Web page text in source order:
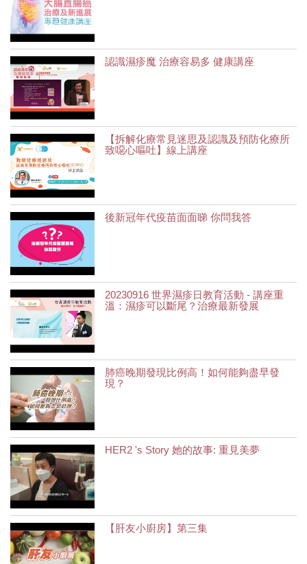
認識濕疹魔 治療容易多 健康講座
【拆解化療常見迷思及認識及預防化療所
致噁心嘔吐】線上講座
後新冠年代疫苗面面睇 你問我答
20230916 世界濕疹日教育活動 - 講座重
溫：濕疹可以斷尾？治療最新發展
肺癌晚期發現比例高！如何能夠盡早發
現？
HER2 's Story 她的故事: 重見美夢
【肝友小廚房】第三集